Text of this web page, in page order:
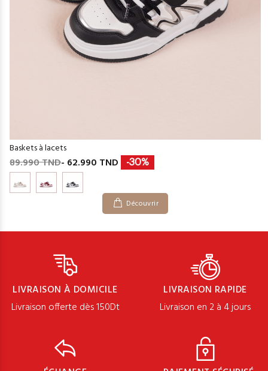
Baskets à lacets
89.990 TND- 62.990 TND -30%
Découvrir
LIVRAISON À DOMICILE
Livraison offerte dès 150Dt
LIVRAISON RAPIDE
Livraison en 2 à 4 jours